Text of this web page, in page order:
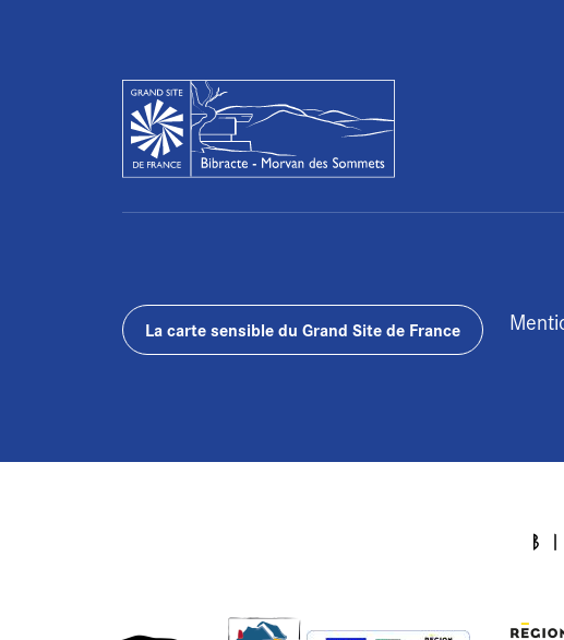
La carte sensible du Grand Site de France